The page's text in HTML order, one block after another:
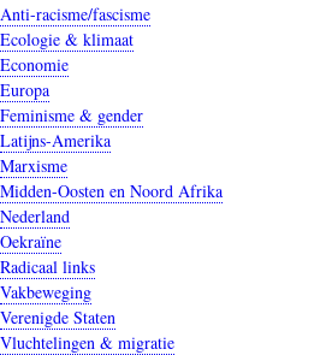
Anti-racisme/fascisme
Ecologie & klimaat
Economie
Europa
Feminisme & gender
Latijns-Amerika
Marxisme
Midden-Oosten en Noord Afrika
Nederland
Oekraïne
Radicaal links
Vakbeweging
Verenigde Staten
Vluchtelingen & migratie